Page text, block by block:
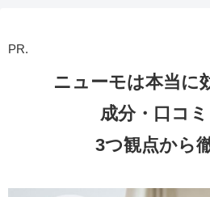
PR.
ニューモは本当に
成分・口コ
3つ観点から